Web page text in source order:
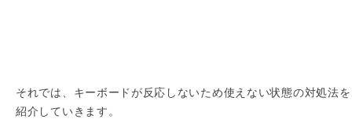
それでは、キーボードが反応しないため使えない状態の対処法
紹介していきます。